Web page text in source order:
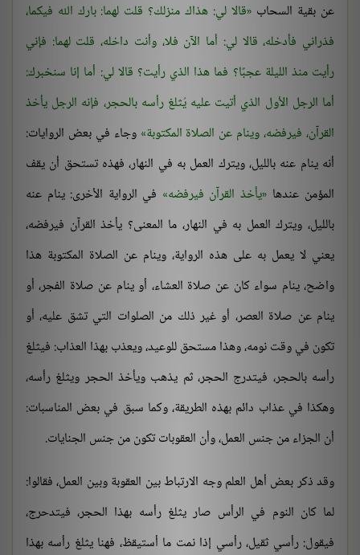
عن بقية السحاب قالا لي: هذاك منزلك؟ قلت لهما: بارك الله فيكما،
فذراني فأدخله، قالا لي: أما الآن فلا، وأنت داخله، قلت لهما: فإني
رأيت منذ الليلة عجبًا؟ فما هذا الذي رأيت؟ قالا لي: أما إنا سنخبرك:
أما الرجل الأول الذي أتيت عليه يُثلغ رأسه بالحجر، فإنه الرجل يأخذ
القرآن، فيرفضه، وينام عن الصلاة المكتوبة وجاء في بعض الروايات:
أنه ينام عنه بالليل، ويترك العمل به في النهار، فهذه تستحق أن يقف
المؤمن عندها يأخذ القرآن فيرفضه في الرواية الأخرى: ينام عنه
بالليل، ويترك العمل به في النهار، ما المعنى؟ يأخذ القرآن فيرفضه،
يعني لا يعمل به على هذه الرواية، وينام عن الصلاة المكتوبة هذا
واضح، ينام سواء كان عن صلاة العشاء، أو ينام عن صلاة الفجر، أو
ينام عن صلاة العصر، أو غير ذلك من الصلوات التي تشق عليه، أو
تكون في وقت نومه، وهذا مستحق للوعيد، ويعذب بهذا العذاب: فيثلغ
رأسه بالحجر، فيتدرج الحجر، ثم يذهب ويأخذ الحجر ويثلغ رأسه،
وهكذا في عذاب دائم بهذه الطريقة، وكما سبق في بعض المناسبات:
أن الجزاء من جنس العمل، وأن العقوبات تكون من جنس الجنايات.
وقد ذكر بعض أهل العلم وجه الارتباط بين العقوبة وبين العمل، فقالوا:
لما كان النوم في الرأس صار يثلغ رأسه بهذا الحجر، فيتدحرج،
فيقول: رأسي ثقيل، رأسي إذا نمت ما أستيقظ، فهنا يثلغ رأسه بهذا